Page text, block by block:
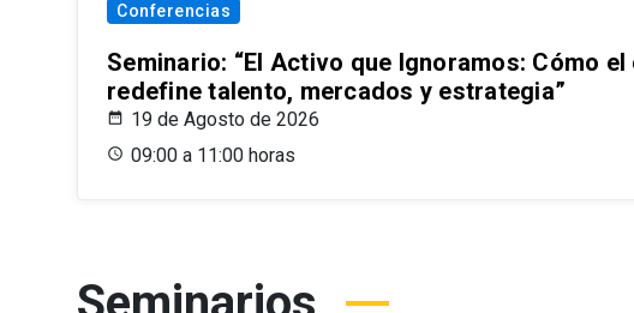
Conferencias
Seminario: “El Activo que Ignoramos: Cómo
redefine talento, mercados y estrategia”
19 de Agosto de 2026
09:00 a 11:00 horas